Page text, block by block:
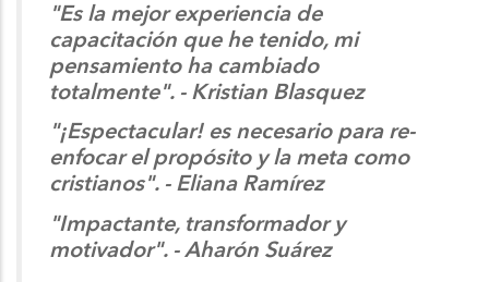
"Es la mejor experiencia de
capacitación que he tenido, mi
pensamiento ha cambiado
totalmente". - Kristian Blasquez
"¡Espectacular! es necesario para re-
enfocar el propósito y la meta como
cristianos". - Eliana Ramírez
"Impactante, transformador y
motivador". - Aharón Suárez